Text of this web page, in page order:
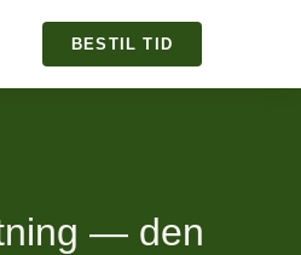
BESTIL TID
— den